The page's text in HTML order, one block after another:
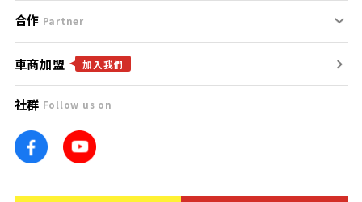
免責聲明
隱私權政策
團隊
車訊網
台灣優良中古車商大獎
聯絡我們
什麼是Goo鑑定？
找好車
找好店
找海外車
消費者評價
合作 Partner
合作夥伴
廣告合作
車商加盟 加入我們
社群 Follow us on